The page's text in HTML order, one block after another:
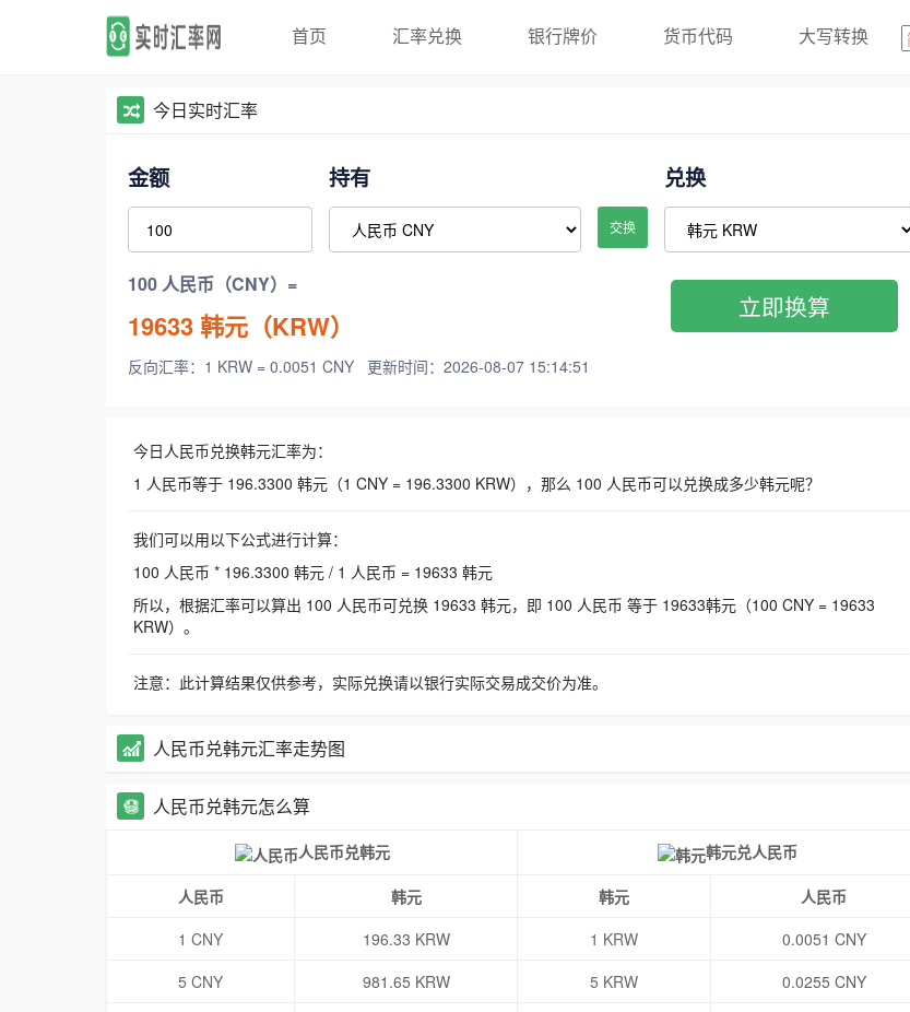
首页 汇率兑换 银行牌价 货币代码 大写转换
今日实时汇率
金额 持有
交换
兑换
100 人民币（CNY）=
19633韩元（KRW）
反向汇率：1 KRW = 0.0051 CNY 更新时间：2026-08-07 15:14:51
立即换算
今日人民币兑换韩元汇率为：
1 人民币等于 196.3300 韩元（1 CNY = 196.3300 KRW），那么 100 人民币可以兑换成多少韩元呢？
我们可以用以下公式进行计算：
100 人民币 * 196.3300 韩元 / 1 人民币 = 19633 韩元
所以，根据汇率可以算出 100 人民币可兑换 19633 韩元，即 100 人民币 等于 19633韩元（100 CNY = 19633
KRW）。
注意：此计算结果仅供参考，实际兑换请以银行实际交易成交价为准。
人民币兑韩元汇率走势图
人民币兑韩元怎么算
人民币兑韩元 韩元兑人民币
人民币 韩元 韩元
人民币
1 CNY
196.33 KRW 1 KRW
0.0051 CNY
5 CNY
981.65 KRW 5 KRW
0.0255 CNY